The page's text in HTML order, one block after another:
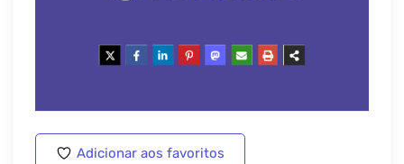
Adicionar aos favoritos